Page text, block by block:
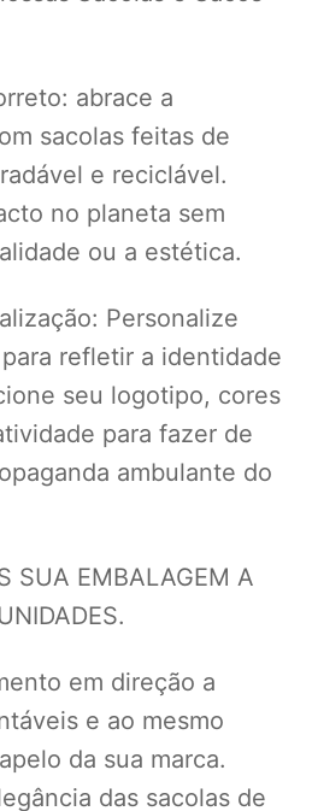
abrace a
sacolas feitas de
e reciclável.
no planeta sem
ou a estética.
Personalize
refletir a identidade
seu logotipo, cores
para fazer de
ambulante do
SUA EMBALAGEM A
em direção a
e ao mesmo
da sua marca.
das sacolas de